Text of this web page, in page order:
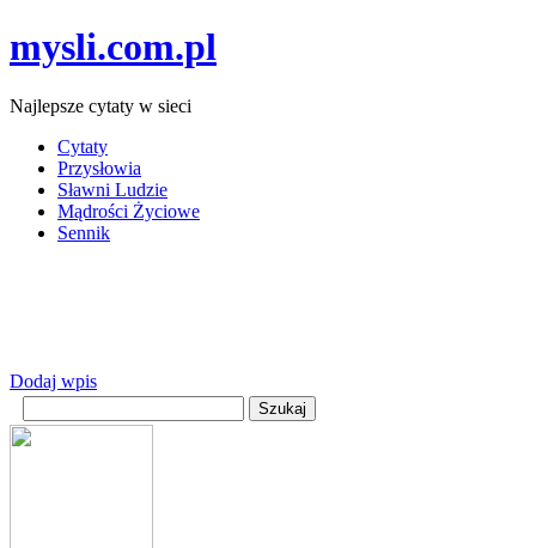
mysli.com.pl
Najlepsze cytaty w sieci
Cytaty
Przysłowia
Sławni Ludzie
Mądrości Życiowe
Sennik
Dodaj wpis